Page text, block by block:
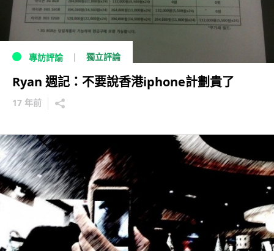
專訪評論 獨立評論
Ryan 週記：不要說香港iphone計劃貴了
17 年前